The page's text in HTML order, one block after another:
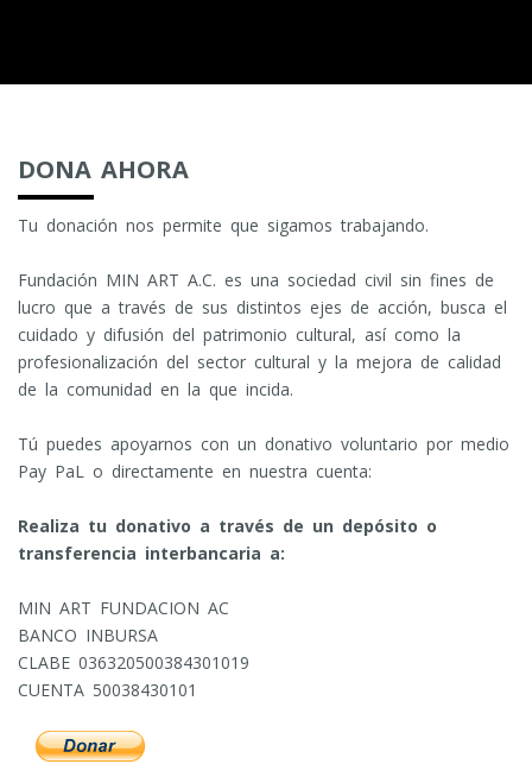
DONA AHORA
Tu donación nos permite que sigamos trabajando.
Fundación MIN ART A.C. es una sociedad civil sin fines de
lucro que a través de sus distintos ejes de acción, busca el
cuidado y difusión del patrimonio cultural, así como la
profesionalización del sector cultural y la mejora de calidad
de la comunidad en la que incida.
Tú puedes apoyarnos con un donativo voluntario por medio
Pay PaL o directamente en nuestra cuenta:
Realiza tu donativo a través de un depósito o
transferencia interbancaria a:
MIN ART FUNDACION AC
BANCO INBURSA
CLABE 036320500384301019
CUENTA 50038430101